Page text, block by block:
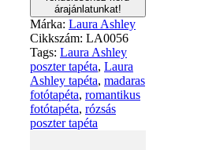
árajánlatunkat!
Márka: Laura Ashley
Cikkszám: LA0056
Tags: Laura Ashley
poszter tapéta, Laura
Ashley tapéta, madaras
fotótapéta, romantikus
fotótapéta, rózsás
poszter tapéta